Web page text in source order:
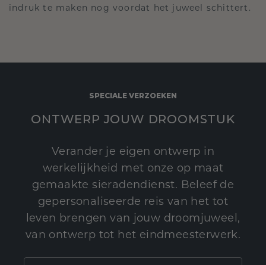
indruk te maken nog voordat het juweel schittert.
SPECIALE VERZOEKEN
ONTWERP JOUW DROOMSTUK
Verander je eigen ontwerp in
werkelijkheid met onze op maat
gemaakte sieradendienst. Beleef de
gepersonaliseerde reis van het tot
leven brengen van jouw droomjuweel,
van ontwerp tot het eindmeesterwerk.